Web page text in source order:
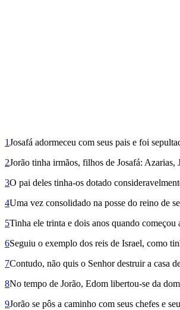
1Josafá adormeceu com seus pais e foi
2Jorão tinha irmãos, filhos de Josafá:
3O pai deles tinha-os dotado
4Uma vez consolidado na posse do reino de
5Tinha ele trinta e dois anos quando começou
6Seguiu o exemplo dos reis de Israel, como
7Contudo, não quis o Senhor destruir a casa
8No tempo de Jorão, Edom libertou-se da
9Jorão se pôs a caminho com seus chefes e